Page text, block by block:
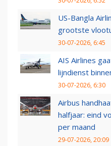
US-Bangla
grootste
30-07-2026, 6:45
AIS Airlines
lijndienst
30-07-2026, 6:30
Airbus
halfjaar: eind
per maand
29-07-2026, 20:09